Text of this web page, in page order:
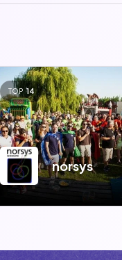
TOP 14
norsys